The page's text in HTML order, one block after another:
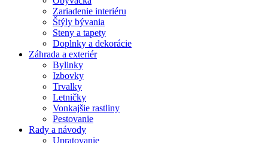
Zariadenie interiéru
Štýly bývania
Steny a tapety
Doplnky a dekorácie
Záhrada a exteriér
Bylinky
Izbovky
Trvalky
Letničky
Vonkajšie rastliny
Pestovanie
Rady a návody
Upratovanie